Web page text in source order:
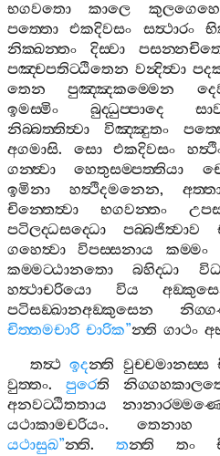
භගවතො
කාලෙ කුලගෙහෙ
පත‍්තො
එකදිවසං සත්‍ථාරං
නික‍්ඛන‍්තං
දිස‍්වා
පඤ‍්චපතිට‍්ඨිතෙන වන්‍දිත්‍වා
තෙන
පුඤ‍්ඤකම‍්මෙන
ඉමස‍්මිං
බුද‍්ධුප‍්පාදෙ
නිබ‍්බත‍්තිත්‍වා
විඤ‍්ඤුතං
අගමාසි. සො එකදිවසං
ගන‍්ත්‍වා
හෙතුසම‍්පත‍්තියා
ඉමිනා
හත්‍ථිදමනෙන,
චින‍්තෙත්‍වා
භගවන‍්තං
පටිලද‍්ධසද‍්ධො
පබ‍්බජිත්‍වාව
ගහෙත්‍වා
විපස‍්සනාය කම‍්මං
කම‍්මට‍්ඨානතො
බහිද‍්ධා
හත්‍ථාචරියො
විය
පටිසඞ‍්ඛානඅඞ‍්කුසෙන
චිත‍්තමචාරි චාරික”න‍්ති ගාථං
තත්‍ථ ඉදන‍්ති වුච‍්චමානස‍්ස
වුත‍්තං. පුරෙති
අනවට‍්ඨිතතාය
යථාකාමචරියං. තෙනාහ
යථාසුඛ”න‍්ති. තන‍්ති තං